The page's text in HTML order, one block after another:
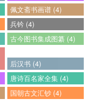
佩文斋书画谱 (4)
兵钤 (4)
古今图书集成图纂 (4)
后汉书 (4)
唐诗百名家全集 (4)
国朝古文汇钞 (4)